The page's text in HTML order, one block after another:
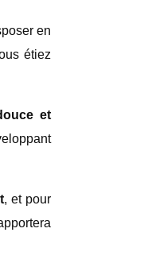
en
étiez
et
, et pour